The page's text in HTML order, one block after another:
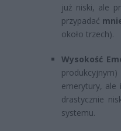
już niski, ale
przypadać
około trzech).
Wysokość
emerytury,
drastycznie
systemu.